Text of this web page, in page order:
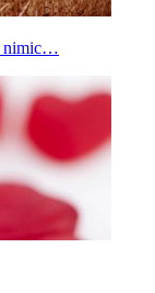
nimic…